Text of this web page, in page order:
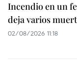
Incendio en un
deja varios
02/08/2026 11:18